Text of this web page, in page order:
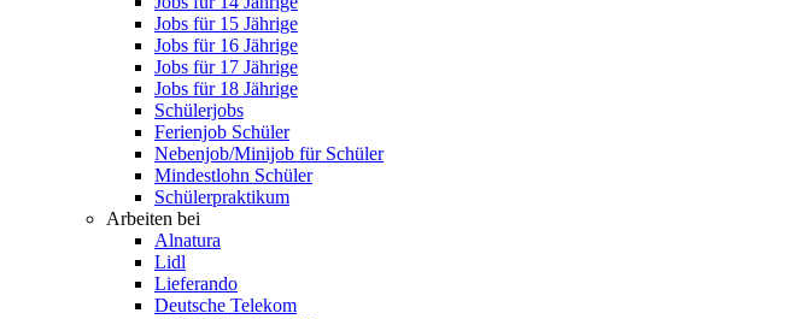
Jobs für 15 Jährige
Jobs für 16 Jährige
Jobs für 17 Jährige
Jobs für 18 Jährige
Schülerjobs
Ferienjob Schüler
Nebenjob/Minijob für Schüler
Mindestlohn Schüler
Schülerpraktikum
Arbeiten bei
Alnatura
Lidl
Lieferando
Deutsche Telekom